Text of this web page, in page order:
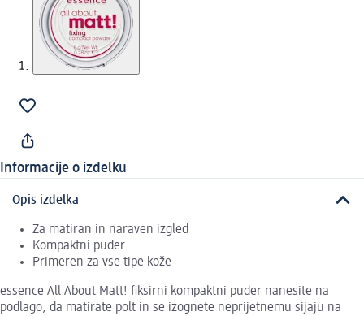
Informacije o izdelku
Opis izdelka
Za matiran in naraven izgled
Kompaktni puder
Primeren za vse tipe kože
essence All About Matt! fiksirni kompaktni puder nanesite na
podlago, da matirate polt in se izognete neprijetnemu sijaju na